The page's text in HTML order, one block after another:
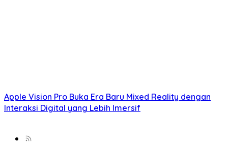
Apple Vision Pro Buka Era Baru Mixed Reality dengan
Interaksi Digital yang Lebih Imersif